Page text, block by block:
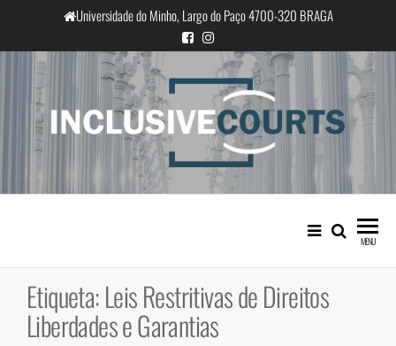
o
conteúdo
Universidade do Minho, Largo do Paço 4700-320 BRAGA
InclusiveCourts
Igualdade e diferença cultural na
prática judicial portuguesa
MENU
Etiqueta:Leis Restritivas de Direitos
Liberdades e Garantias